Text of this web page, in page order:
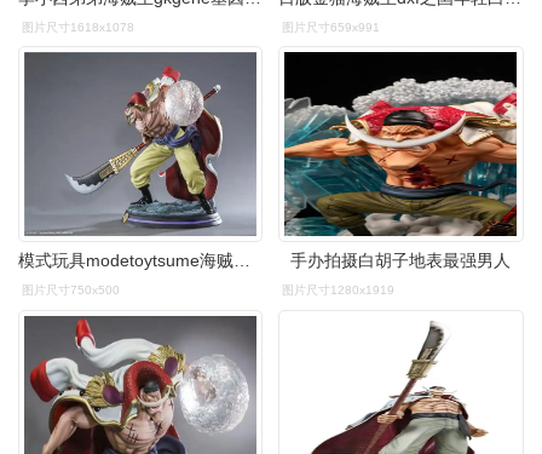
图片尺寸1618x1078 图片尺寸659x991
模式玩具modetoytsume海贼王四皇白胡子雕像手办海贼王手办专区
图片尺寸750x500
手办拍摄白胡子地表最强男人
图片尺寸1280x1919